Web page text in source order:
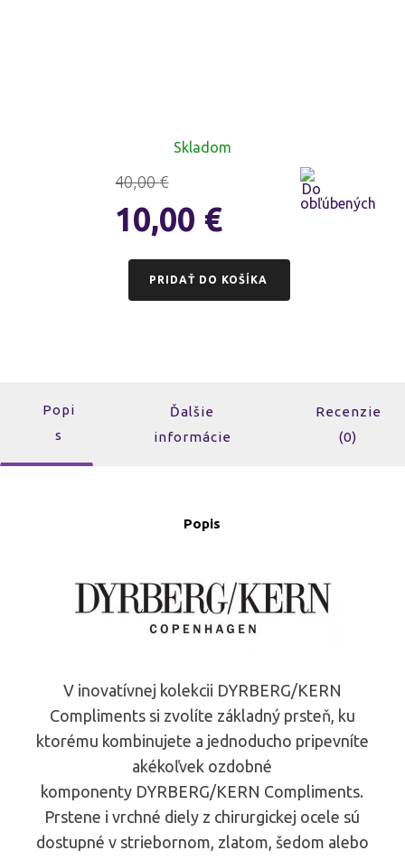
Skladom
40,00€
10,00 €
PRIDAŤ DO KOŠÍKA
Popi
s
Ďalšie
informácie
Recenzie
(0)
Popis
V inovatívnej kolekcii DYRBERG/KERN
Compliments si zvolíte základný prsteň, ku
ktorému kombinujete a jednoducho pripevníte
akékoľvek ozdobné
komponenty DYRBERG/KERN Compliments.
Prstene i vrchné diely z chirurgickej ocele sú
dostupné v striebornom, zlatom, šedom alebo